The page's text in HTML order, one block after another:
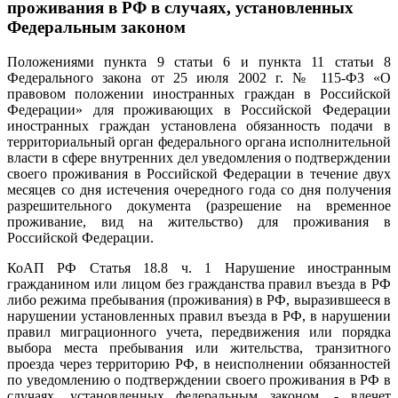
проживания в РФ в случаях, установленных
Федеральным законом
Положениями пункта 9 статьи 6 и пункта 11 статьи 8
Федерального закона от 25 июля 2002 г. № 115-ФЗ «О
правовом положении иностранных граждан в Российской
Федерации» для проживающих в Российской Федерации
иностранных граждан установлена обязанность подачи в
территориальный орган федерального органа исполнительной
власти в сфере внутренних дел уведомления о подтверждении
своего проживания в Российской Федерации в течение двух
месяцев со дня истечения очередного года со дня получения
разрешительного документа (разрешение на временное
проживание, вид на жительство) для проживания в
Российской Федерации.
КоАП РФ Статья 18.8 ч. 1 Нарушение иностранным
гражданином или лицом без гражданства правил въезда в РФ
либо режима пребывания (проживания) в РФ, выразившееся в
нарушении установленных правил въезда в РФ, в нарушении
правил миграционного учета, передвижения или порядка
выбора места пребывания или жительства, транзитного
проезда через территорию РФ, в неисполнении обязанностей
по уведомлению о подтверждении своего проживания в РФ в